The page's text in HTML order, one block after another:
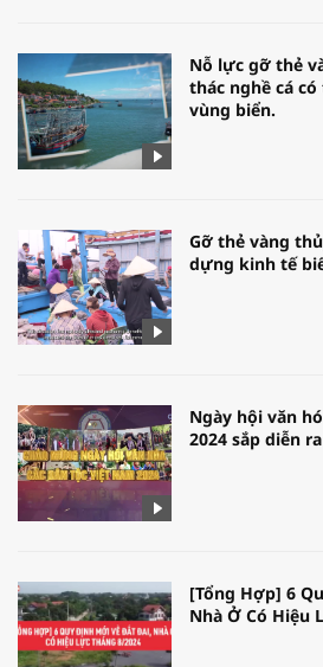
Nỗ lực gỡ thẻ
thác nghề cá
vùng biển.
Gỡ thẻ vàng
dựng kinh tế
Ngày hội văn
2024 sắp diễn
[Tổng Hợp] 6
Nhà Ở Có Hiệu